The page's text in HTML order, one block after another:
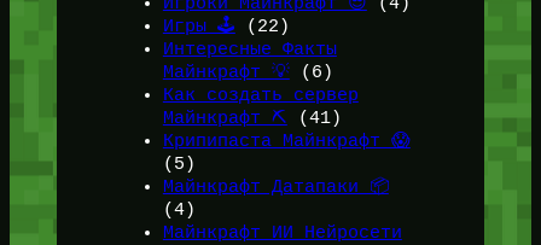
Игроки Майнкрафт 😎 (4)
Игры 🕹️ (22)
Интересные Факты
Майнкрафт 💡(6)
Как создать сервер
Майнкрафт ⛏️ (41)
Крипипаста Майнкрафт 😱
(5)
Майнкрафт Датапаки 📦
(4)
Майнкрафт ИИ Нейросети